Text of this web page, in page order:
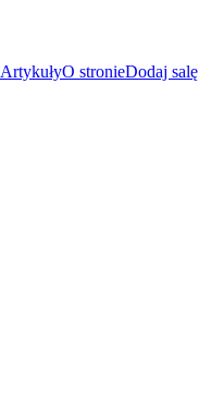
ArtykułyO stronieDodaj salę